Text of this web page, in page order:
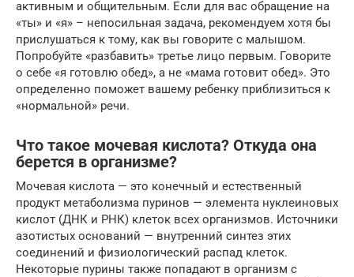
активным и общительным. Если для вас обращение на
«ты» и «я» – непосильная задача, рекомендуем хотя бы
прислушаться к тому, как вы говорите с малышом.
Попробуйте «разбавить» третье лицо первым. Говорите
о себе «я готовлю обед», а не «мама готовит обед». Это
определенно поможет вашему ребенку приблизиться к
«нормальной» речи.
Что такое мочевая кислота? Откуда она
берется в организме?
Мочевая кислота — это конечный и естественный
продукт метаболизма пуринов — элемента нуклеиновых
кислот (ДНК и РНК) клеток всех организмов. Источники
азотистых оснований — внутренний синтез этих
соединений и физиологический распад клеток.
Некоторые пурины также попадают в организм с